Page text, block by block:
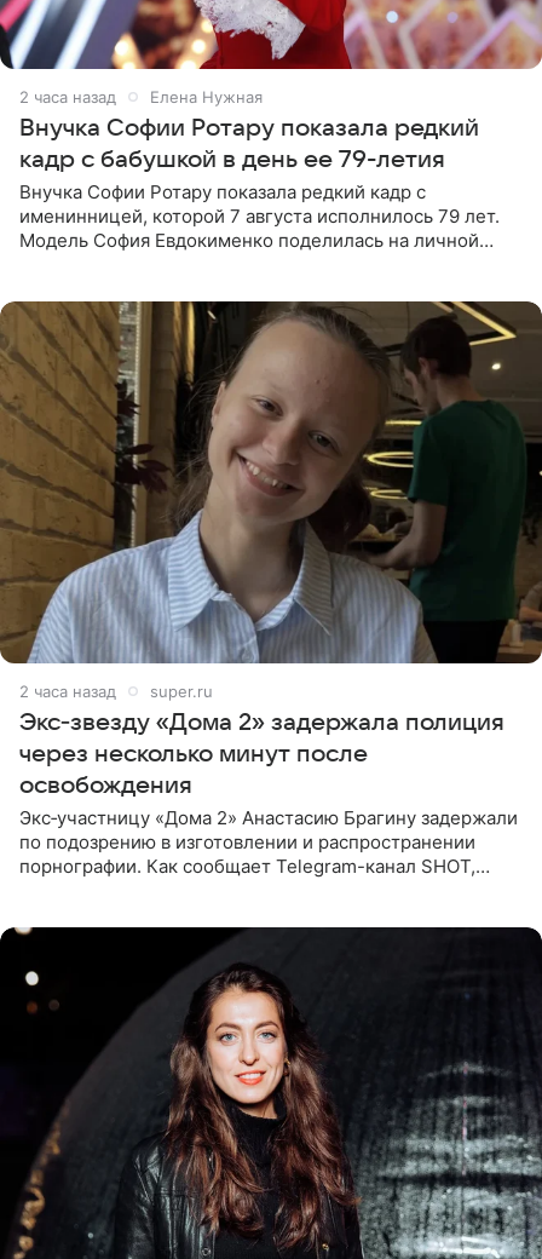
2 часа назад Елена Нужная
Внучка Софии Ротару показала редкий
кадр с бабушкой в день ее 79-летия
Внучка Софии Ротару показала редкий кадр с
именинницей, которой 7 августа исполнилось 79 лет.
Модель София Евдокименко поделилась на личной
2 часа назад super.ru
Экс‑звезду «Дома 2» задержала полиция
через несколько минут после
освобождения
Экс‑участницу «Дома 2» Анастасию Брагину задержали
по подозрению в изготовлении и распространении
порнографии. Как сообщает Telegram-канал SHOT,